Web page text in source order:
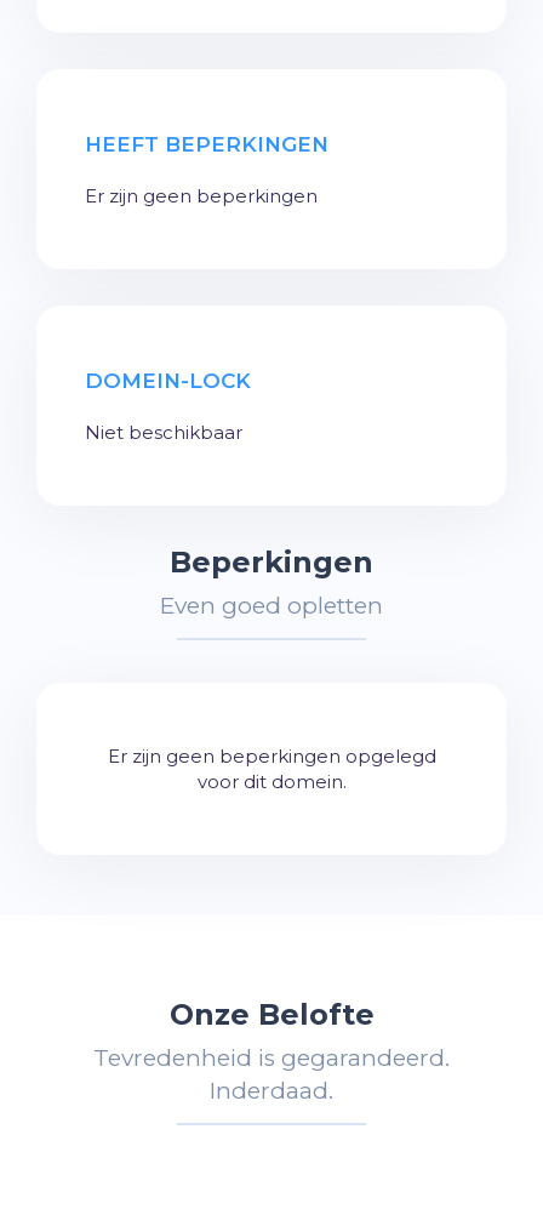
HEEFT BEPERKINGEN
Er zijn geen beperkingen
DOMEIN-LOCK
Niet beschikbaar
Beperkingen
Even goed opletten
Er zijn geen beperkingen opgelegd
voor dit domein.
Onze Belofte
Tevredenheid is gegarandeerd.
Inderdaad.